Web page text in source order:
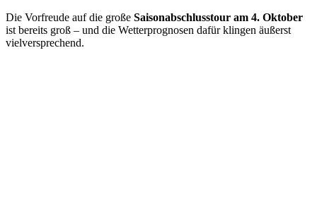
Die Vorfreude auf die große Saisonabschlusstour am 4. Oktober
ist bereits groß – und die Wetterprognosen dafür klingen äußerst
vielversprechend.